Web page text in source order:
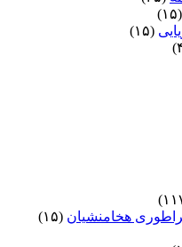
(۱۵)
(۱۵)
هخامنشیان (۱۵)